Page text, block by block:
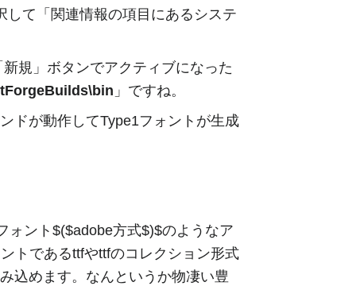
して「関連情報の項目にあるシステ
規」ボタンでアクティブになった
」ですね。
ドが動作してType1フォントが生成
ォント$($adobe方式$)$のようなア
トであるttfやttfのコレクション形式
込めます。なんというか物凄い豊